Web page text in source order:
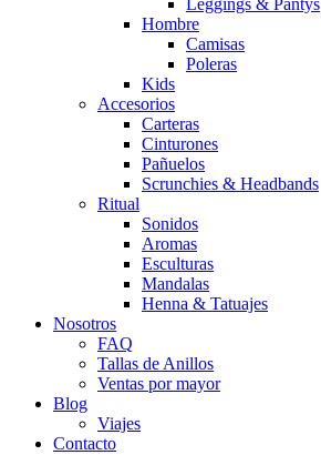
Leggings & Pantys
Hombre
Camisas
Poleras
Kids
Accesorios
Carteras
Cinturones
Pañuelos
Scrunchies & Headbands
Ritual
Sonidos
Aromas
Esculturas
Mandalas
Henna & Tatuajes
Nosotros
FAQ
Tallas de Anillos
Ventas por mayor
Blog
Viajes
Contacto